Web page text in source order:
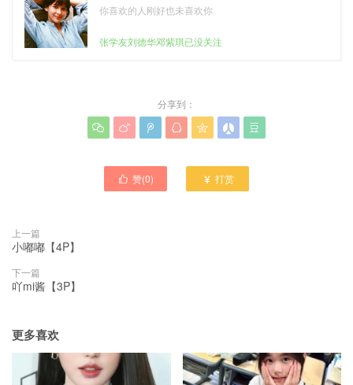
你喜欢的人刚好也未喜欢你
张学友刘德华邓紫琪已没关注
分享到：
      
 赞(0)  打赏
上一篇
小嘟嘟【4P】
下一篇
吖mi酱【3P】
更多喜欢